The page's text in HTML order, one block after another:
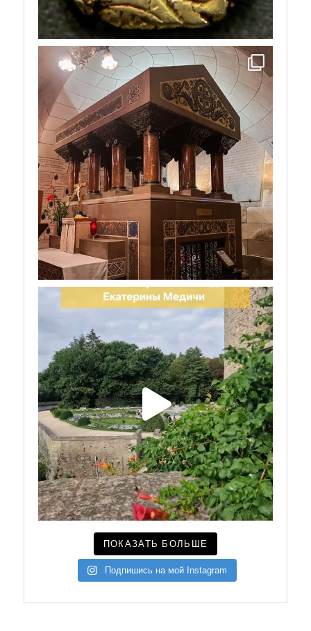
ПОКАЗАТЬ БОЛЬШЕ
Подпишись на мой Instagram